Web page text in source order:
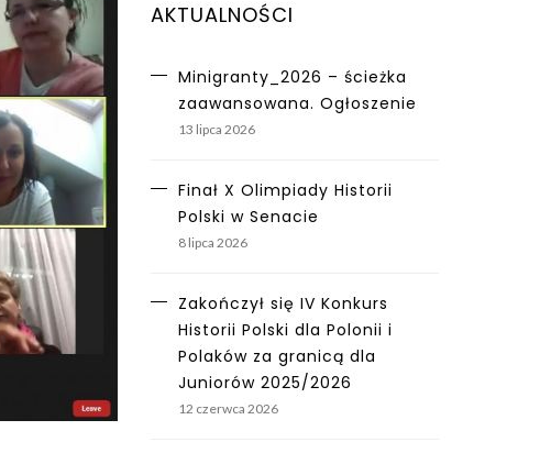
AKTUALNOŚCI
Minigranty_2026 – ścieżka
zaawansowana. Ogłoszenie
13 lipca 2026
Finał X Olimpiady Historii
Polski w Senacie
8 lipca 2026
Zakończył się IV Konkurs
Historii Polski dla Polonii i
Polaków za granicą dla
Juniorów 2025/2026
12 czerwca 2026